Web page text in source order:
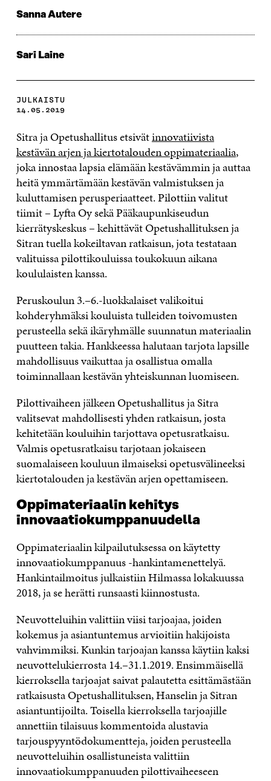
Sanna Autere
Sari Laine
JULKAISTU
14.05.2019
Sitra ja Opetushallitus etsivätinnovatiivista
kestävän arjen ja kiertotalouden oppimateriaalia,
joka innostaa lapsia elämään kestävämmin ja auttaa
heitä ymmärtämään kestävän valmistuksen ja
kuluttamisen perusperiaatteet. Pilottiin valitut
tiimit – Lyfta Oy sekä Pääkaupunkiseudun
kierrätyskeskus – kehittävät Opetushallituksen ja
Sitran tuella kokeiltavan ratkaisun, jota testataan
valituissa pilottikouluissa toukokuun aikana
koululaisten kanssa.
Peruskoulun 3.–6.-luokkalaiset valikoitui
kohderyhmäksi kouluista tulleiden toivomusten
perusteella sekä ikäryhmälle suunnatun materiaalin
puutteen takia. Hankkeessa halutaan tarjota lapsille
mahdollisuus vaikuttaa ja osallistua omalla
toiminnallaan kestävän yhteiskunnan luomiseen.
Pilottivaiheen jälkeen Opetushallitus ja Sitra
valitsevat mahdollisesti yhden ratkaisun, josta
kehitetään kouluihin tarjottava opetusratkaisu.
Valmis opetusratkaisu tarjotaan jokaiseen
suomalaiseen kouluun ilmaiseksi opetusvälineeksi
kiertotalouden ja kestävän arjen opettamiseen.
Oppimateriaalin kehitys
innovaatiokumppanuudella
Oppimateriaalin kilpailutuksessa on käytetty
innovaatiokumppanuus -hankintamenettelyä.
Hankintailmoitus julkaistiin Hilmassa lokakuussa
2018, ja se herätti runsaasti kiinnostusta.
Neuvotteluihin valittiin viisi tarjoajaa, joiden
kokemus ja asiantuntemus arvioitiin hakijoista
vahvimmiksi. Kunkin tarjoajan kanssa käytiin kaksi
neuvottelukierrosta 14.–31.1.2019. Ensimmäisellä
kierroksella tarjoajat saivat palautetta esittämästään
ratkaisusta Opetushallituksen, Hanselin ja Sitran
asiantuntijoilta. Toisella kierroksella tarjoajille
annettiin tilaisuus kommentoida alustavia
tarjouspyyntödokumentteja, joiden perusteella
neuvotteluihin osallistuneista valittiin
innovaatiokumppanuuden pilottivaiheeseen